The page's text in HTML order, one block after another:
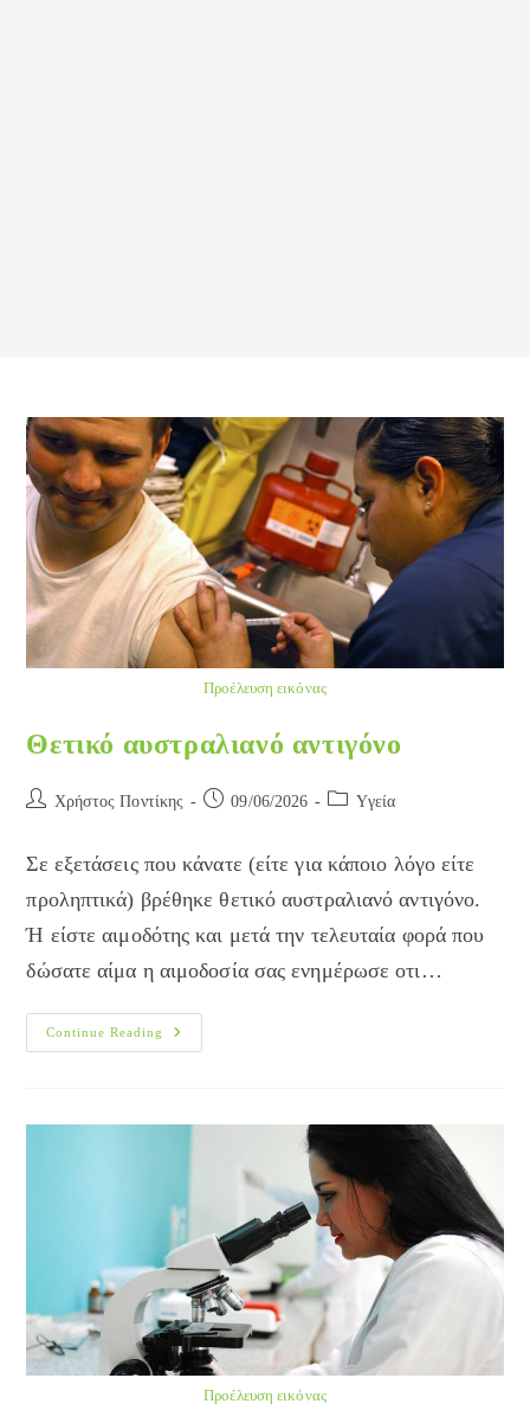
Προέλευση εικόνας
Θετικό αυστραλιανό αντιγόνο
Post Χρήστος Ποντίκης
Post09/06/2026
Post Yγεία
Σε εξετάσεις που κάνατε (είτε για κάποιο λόγο είτε
προληπτικά) βρέθηκε θετικό αυστραλιανό αντιγόνο.
Ή είστε αιμοδότης και μετά την τελευταία φορά που
δώσατε αίμα η αιμοδοσία σας ενημέρωσε οτι…
Continue Reading
Θετικό
Αυστραλιανό
Προέλευση εικόνας